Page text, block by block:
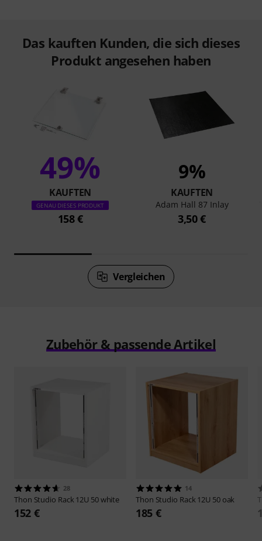
Das kauften Kunden, die sich dieses
Produkt angesehen haben
49%
KAUFTEN
GENAU DIESES PRODUKT
158 €
9%
KAUFTEN
Adam Hall 87 Inlay
3,50 €
Vergleichen
Zubehör & passende Artikel
28
Thon Studio Rack 12U 50 white
152 €
14
Thon Studio Rack 12U 50 oak
185 €